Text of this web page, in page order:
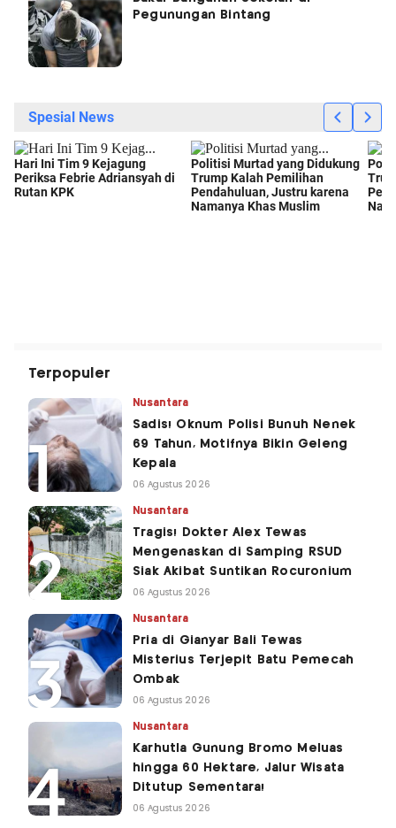
Pegunungan Bintang
Terpopuler
Nusantara
Sadis! Oknum Polisi Bunuh Nenek
69 Tahun, Motifnya Bikin Geleng
Kepala
06 Agustus 2026
Nusantara
Tragis! Dokter Alex Tewas
Mengenaskan di Samping RSUD
Siak Akibat Suntikan Rocuronium
06 Agustus 2026
Nusantara
Pria di Gianyar Bali Tewas
Misterius Terjepit Batu Pemecah
Ombak
06 Agustus 2026
Nusantara
Karhutla Gunung Bromo Meluas
hingga 60 Hektare, Jalur Wisata
Ditutup Sementara!
06 Agustus 2026